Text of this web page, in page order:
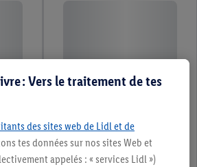
: Vers le traitement de tes
des sites web de Lidl et de
tes données sur nos sites Web et
appelés : « services Lidl »)